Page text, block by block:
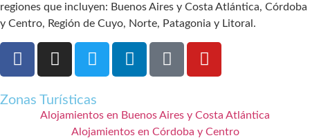
regiones que incluyen: Buenos Aires y Costa Atlántica, Córdoba
y Centro, Región de Cuyo, Norte, Patagonia y Litoral.
Zonas Turísticas
Alojamientos en Buenos Aires y Costa Atlántica
Alojamientos en Córdoba y Centro